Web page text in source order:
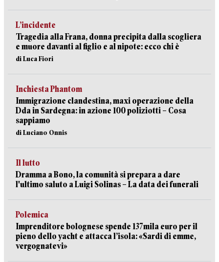
L’incidente
Tragedia alla Frana, donna precipita dalla scogliera
e muore davanti al figlio e al nipote: ecco chi è
di Luca Fiori
Inchiesta Phantom
Immigrazione clandestina, maxi operazione della
Dda in Sardegna: in azione 100 poliziotti – Cosa
sappiamo
di Luciano Onnis
Il lutto
Dramma a Bono, la comunità si prepara a dare
l'ultimo saluto a Luigi Solinas – La data dei funerali
Polemica
Imprenditore bolognese spende 137mila euro per il
pieno dello yacht e attacca l’isola: «Sardi di emme,
vergognatevi»